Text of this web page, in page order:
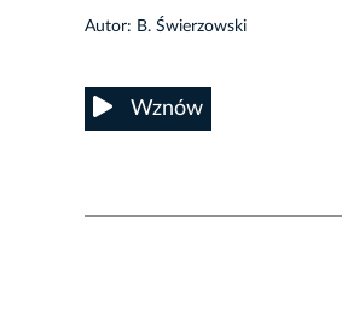
Autor: B. Świerzowski
Wznów